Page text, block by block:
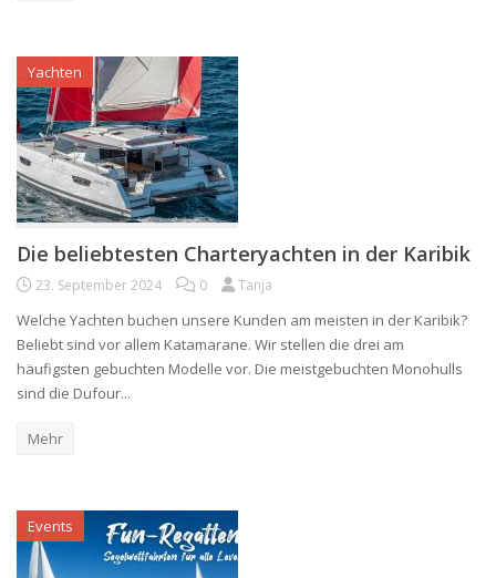
Yachten
Die beliebtesten Charteryachten in der Karibik
23. September 2024 0 Tanja
Welche Yachten buchen unsere Kunden am meisten in der Karibik?
Beliebt sind vor allem Katamarane. Wir stellen die drei am
häufigsten gebuchten Modelle vor. Die meistgebuchten Monohulls
sind die Dufour...
Mehr
Events